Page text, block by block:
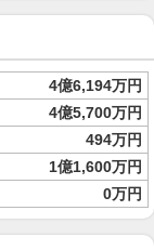
4億6,194万円
4億5,700万円
494万円
1億1,600万円
0万円